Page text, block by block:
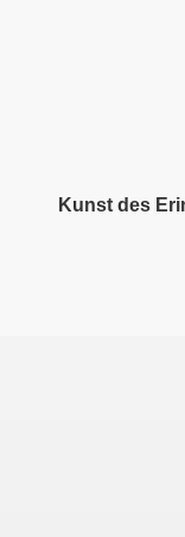
Kunst des